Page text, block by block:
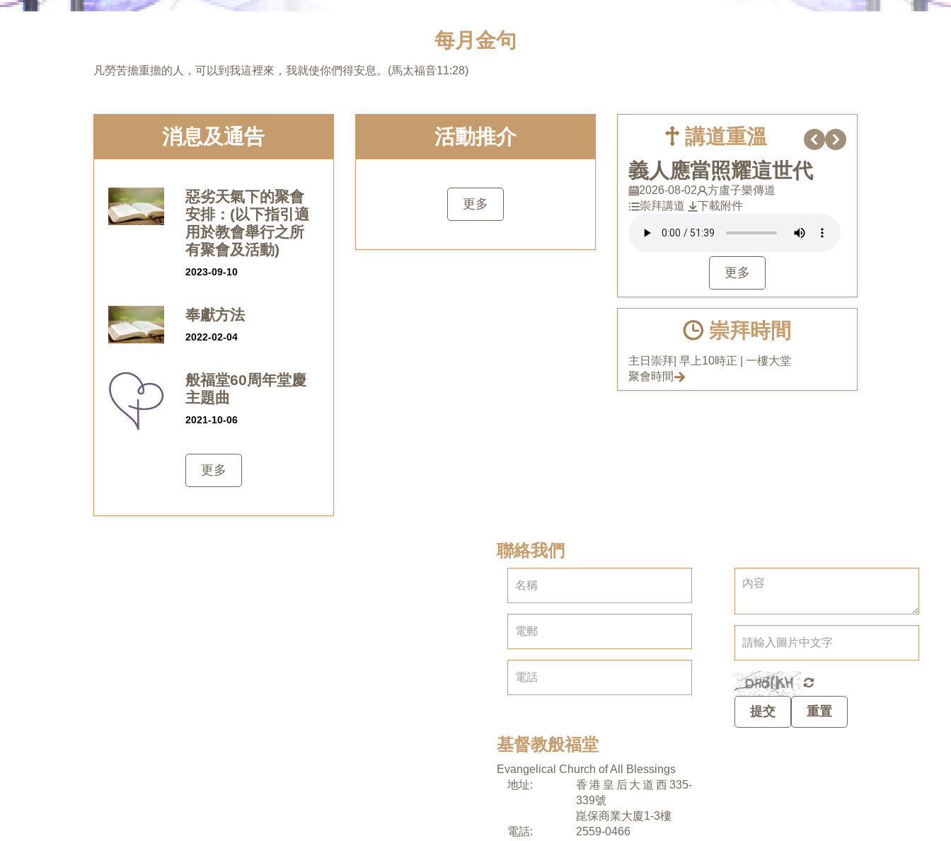
每月金句
‬‬‬‬‬‬‬‬‬‬‬‬‬‬‬‬‬凡勞苦擔重擔的人，可以到我這裡來，我就使你們得安息。(馬太福音11:28)
消息及通告
惡劣天氣下的聚會
安排：(以下指引適
用於教會舉行之所
有聚會及活動)
2023-09-10
奉獻方法
2022-02-04
般福堂60周年堂慶
主題曲
2021-10-06
更多
活動推介
更多
講道重溫
義人應當照耀這世代
2026-08-02
方盧子樂傳道
崇拜講道
下載附件
更多
崇拜時間
主日崇拜| 早上10時正 | 一樓大堂
聚會時間
聯絡我們
提交 重置
基督教般福堂
Evangelical Church of All Blessings
地址:
香港皇后大道西335-
339號
崑保商業大廈1-3樓
電話:
2559-0466